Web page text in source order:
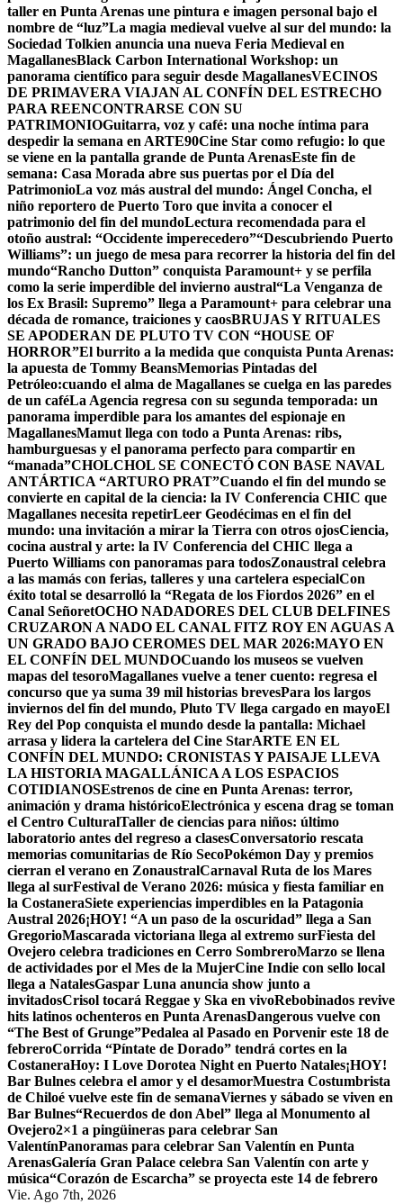
taller en Punta Arenas une pintura e imagen personal bajo el
nombre de “luz”La magia medieval vuelve al sur del mundo: la
Sociedad Tolkien anuncia una nueva Feria Medieval en
MagallanesBlack Carbon International Workshop: un
panorama científico para seguir desde MagallanesVECINOS
DE PRIMAVERA VIAJAN AL CONFÍN DEL ESTRECHO
PARA REENCONTRARSE CON SU
PATRIMONIOGuitarra, voz y café: una noche íntima para
despedir la semana en ARTE90Cine Star como refugio: lo que
se viene en la pantalla grande de Punta ArenasEste fin de
semana: Casa Morada abre sus puertas por el Día del
PatrimonioLa voz más austral del mundo: Ángel Concha, el
niño reportero de Puerto Toro que invita a conocer el
patrimonio del fin del mundoLectura recomendada para el
otoño austral: “Occidente imperecedero”“Descubriendo Puerto
Williams”: un juego de mesa para recorrer la historia del fin del
mundo“Rancho Dutton” conquista Paramount+ y se perfila
como la serie imperdible del invierno austral“La Venganza de
los Ex Brasil: Supremo” llega a Paramount+ para celebrar una
década de romance, traiciones y caosBRUJAS Y RITUALES
SE APODERAN DE PLUTO TV CON “HOUSE OF
HORROR”El burrito a la medida que conquista Punta Arenas:
la apuesta de Tommy BeansMemorias Pintadas del
Petróleo:cuando el alma de Magallanes se cuelga en las paredes
de un caféLa Agencia regresa con su segunda temporada: un
panorama imperdible para los amantes del espionaje en
MagallanesMamut llega con todo a Punta Arenas: ribs,
hamburguesas y el panorama perfecto para compartir en
“manada”CHOLCHOL SE CONECTÓ CON BASE NAVAL
ANTÁRTICA “ARTURO PRAT”Cuando el fin del mundo se
convierte en capital de la ciencia: la IV Conferencia CHIC que
Magallanes necesita repetirLeer Geodécimas en el fin del
mundo: una invitación a mirar la Tierra con otros ojosCiencia,
cocina austral y arte: la IV Conferencia del CHIC llega a
Puerto Williams con panoramas para todosZonaustral celebra
a las mamás con ferias, talleres y una cartelera especialCon
éxito total se desarrolló la “Regata de los Fiordos 2026” en el
Canal SeñoretOCHO NADADORES DEL CLUB DELFINES
CRUZARON A NADO EL CANAL FITZ ROY EN AGUAS A
UN GRADO BAJO CEROMES DEL MAR 2026:MAYO EN
EL CONFÍN DEL MUNDOCuando los museos se vuelven
mapas del tesoroMagallanes vuelve a tener cuento: regresa el
concurso que ya suma 39 mil historias brevesPara los largos
inviernos del fin del mundo, Pluto TV llega cargado en mayoEl
Rey del Pop conquista el mundo desde la pantalla: Michael
arrasa y lidera la cartelera del Cine StarARTE EN EL
CONFÍN DEL MUNDO: CRONISTAS Y PAISAJE LLEVA
LA HISTORIA MAGALLÁNICA A LOS ESPACIOS
COTIDIANOSEstrenos de cine en Punta Arenas: terror,
animación y drama históricoElectrónica y escena drag se toman
el Centro CulturalTaller de ciencias para niños: último
laboratorio antes del regreso a clasesConversatorio rescata
memorias comunitarias de Río SecoPokémon Day y premios
cierran el verano en ZonaustralCarnaval Ruta de los Mares
llega al surFestival de Verano 2026: música y fiesta familiar en
la CostaneraSiete experiencias imperdibles en la Patagonia
Austral 2026¡HOY! “A un paso de la oscuridad” llega a San
GregorioMascarada victoriana llega al extremo surFiesta del
Ovejero celebra tradiciones en Cerro SombreroMarzo se llena
de actividades por el Mes de la MujerCine Indie con sello local
llega a NatalesGaspar Luna anuncia show junto a
invitadosCrisol tocará Reggae y Ska en vivoRebobinados revive
hits latinos ochenteros en Punta ArenasDangerous vuelve con
“The Best of Grunge”Pedalea al Pasado en Porvenir este 18 de
febreroCorrida “Píntate de Dorado” tendrá cortes en la
CostaneraHoy: I Love Dorotea Night en Puerto Natales¡HOY!
Bar Bulnes celebra el amor y el desamorMuestra Costumbrista
de Chiloé vuelve este fin de semanaViernes y sábado se viven en
Bar Bulnes“Recuerdos de don Abel” llega al Monumento al
Ovejero2×1 a pingüineras para celebrar San
ValentínPanoramas para celebrar San Valentín en Punta
ArenasGalería Gran Palace celebra San Valentín con arte y
música“Corazón de Escarcha” se proyecta este 14 de febrero
Vie. Ago 7th, 2026